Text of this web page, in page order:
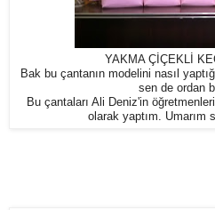
YAKMA ÇİÇEKLİ
Bak bu çantanın modelini nasıl
sen de ordan
Bu çantaları Ali Deniz'in
olarak yaptım. Umarım